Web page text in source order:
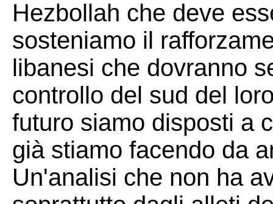
Hezbollah che deve
sosteniamo il
libanesi che dovranno
controllo del sud del
futuro siamo disposti a
già stiamo facendo da
Un'analisi che non ha